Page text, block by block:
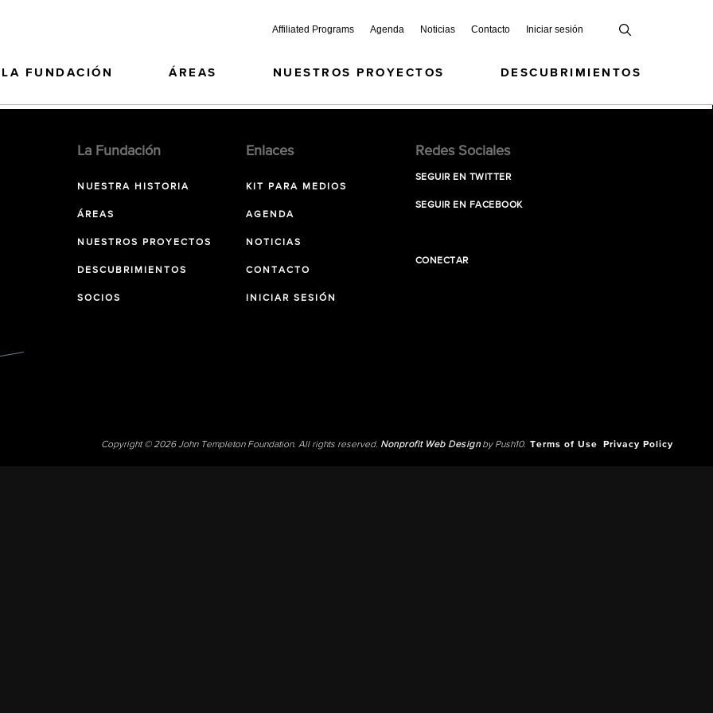
Affiliated Programs Agenda Noticias Contacto Iniciar sesión
LA FUNDACIÓN ÁREAS NUESTROS PROYECTOS DESCUBRIMIENTOS
La Fundación
NUESTRA HISTORIA
ÁREAS
NUESTROS PROYECTOS
DESCUBRIMIENTOS
SOCIOS
Enlaces
KIT PARA MEDIOS
AGENDA
NOTICIAS
CONTACTO
INICIAR SESIÓN
Redes Sociales
SEGUIR EN TWITTER
SEGUIR EN FACEBOOK
CONECTAR
Copyright © 2026 John Templeton Foundation. All rights reserved. Nonprofit Web Designby Push10. Terms of Use Privacy Policy